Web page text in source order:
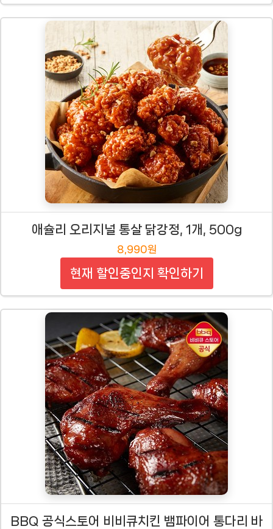
애슐리 오리지널 통살 닭강정, 1개, 500g
8,990원
현재 할인중인지 확인하기
BBQ 공식스토어 비비큐치킨 뱀파이어 통다리 바